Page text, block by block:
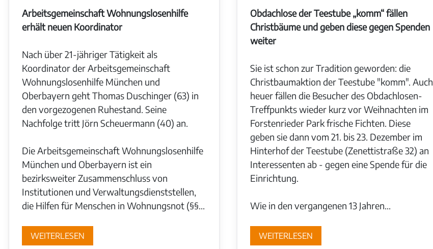
Arbeitsgemeinschaft Wohnungslosenhilfe
erhält neuen Koordinator
Nach über 21-jähriger Tätigkeit als
Koordinator der Arbeitsgemeinschaft
Wohnungslosenhilfe München und
Oberbayern geht Thomas Duschinger (63) in
den vorgezogenen Ruhestand. Seine
Nachfolge tritt Jörn Scheuermann (40) an.
Die Arbeitsgemeinschaft Wohnungslosenhilfe
München und Oberbayern ist ein
bezirksweiter Zusammenschluss von
Institutionen und Verwaltungsdienststellen,
die Hilfen für Menschen in Wohnungsnot (§§...
WEITERLESEN
Obdachlose der Teestube „komm“ fällen
Christbäume und geben diese gegen Spenden
weiter
Sie ist schon zur Tradition geworden: die
Christbaumaktion der Teestube "komm". Auch
heuer fällen die Besucher des Obdachlosen-
Treffpunkts wieder kurz vor Weihnachten im
Forstenrieder Park frische Fichten. Diese
geben sie dann vom 21. bis 23. Dezember im
Hinterhof der Teestube (Zenettistraße 32) an
Interessenten ab - gegen eine Spende für die
Einrichtung.
Wie in den vergangenen 13 Jahren...
WEITERLESEN